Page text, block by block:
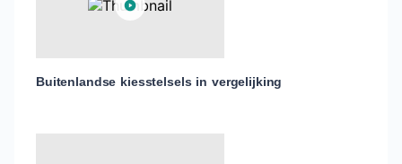
Buitenlandse kiesstelsels in vergelijking